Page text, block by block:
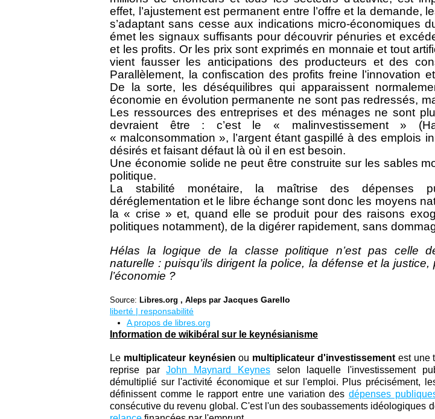
effet, l’ajustement est permanent entre l’offre et la demande,
s’adaptant sans cesse aux indications micro-économiques
émet les signaux suffisants pour découvrir pénuries et
et les profits. Or les prix sont exprimés en monnaie et tout
vient fausser les anticipations des producteurs et des
Parallèlement, la confiscation des profits freine l’innovation et
De la sorte, les déséquilibres qui apparaissent
économie en évolution permanente ne sont pas redressés,
Les ressources des entreprises et des ménages ne sont
devraient être : c’est le « malinvestissement »
« malconsommation », l’argent étant gaspillé à des emplois
désirés et faisant défaut là où il en est besoin.
Une économie solide ne peut être construite sur les sables
politique.
La stabilité monétaire, la maîtrise des dépenses
déréglementation et le libre échange sont donc les moyens
la « crise » et, quand elle se produit pour des raisons
politiques notamment), de la digérer rapidement, sans
Hélas la logique de la classe politique n’est pas celle
naturelle : puisqu’ils dirigent la police, la défense et la justice,
l’économie ?
Source: Libres.org , Aleps par Jacques Garello
liberté | responsabilité
A propos de libres.org
Information de wikibéral sur le keynésianisme
Le multiplicateur keynésien ou multiplicateur d'investissement est une
reprise parJohn Maynard Keynesselon laquelle l'investissement
démultiplié sur l'activité économique et sur l'emploi. Plus précisément,
définissent comme le rapport entre une variation des dépenses
consécutive du revenu global. C'est l'un des soubassements idéologiques